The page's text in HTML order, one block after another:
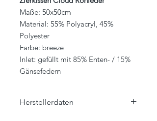
Maße: 50x50cm
Material: 55% Polyacryl, 45%
Polyester
Farbe: breeze
Inlet: gefüllt mit 85% Enten- / 15%
Gänsefedern
Herstellerdaten